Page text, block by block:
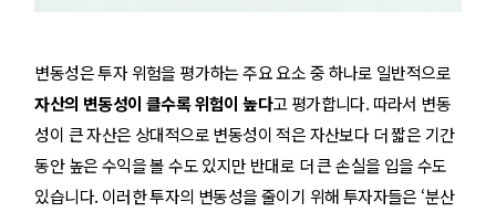
변동성은 투자 위험을 평가하는 주요 요소 중 하나로 일반적으로
자산의 변동성이 클수록 위험이 높다고 평가합니다. 따라서 변동
성이 큰 자산은 상대적으로 변동성이 적은 자산보다 더 짧은 기간
동안 높은 수익을 볼 수도 있지만 반대로 더 큰 손실을 입을 수도
있습니다. 이러한 투자의 변동성을 줄이기 위해 투자자들은 ‘분산